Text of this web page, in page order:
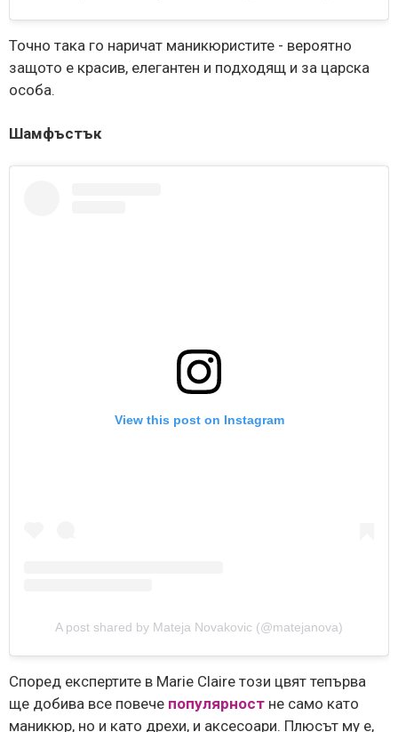
Точно така го наричат маникюристите - вероятно
защото е красив, елегантен и подходящ и за царска
особа.
Шамфъстък
View this post on Instagram
A post shared by Mateja Novakovic (@matejanova)
Според експертите в Marie Claire този цвят тепърва
ще добива все повече популярност не само като
маникюр, но и като дрехи, и аксесоари. Плюсът му е,